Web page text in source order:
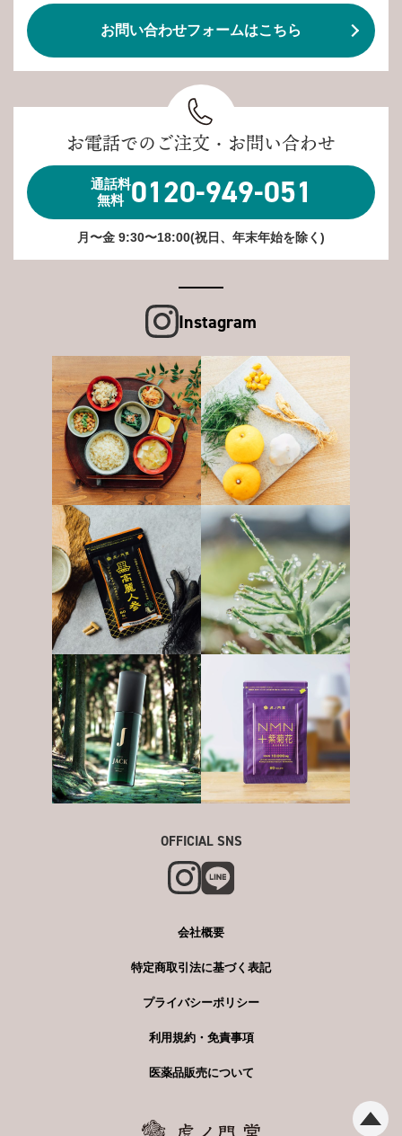
お問い合わせフォームはこちら
お電話でのご注文・お問い合わせ
通話料
無料 0120-949-051
月〜金 9:30〜18:00(祝日、年末年始を除く)
Instagram
OFFICIAL SNS
会社概要
特定商取引法に基づく表記
プライバシーポリシー
利用規約・免責事項
医薬品販売について